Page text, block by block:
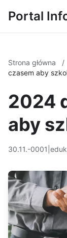
Portal
Strona główna /
czasem aby
2024
aby
30.11.-0001